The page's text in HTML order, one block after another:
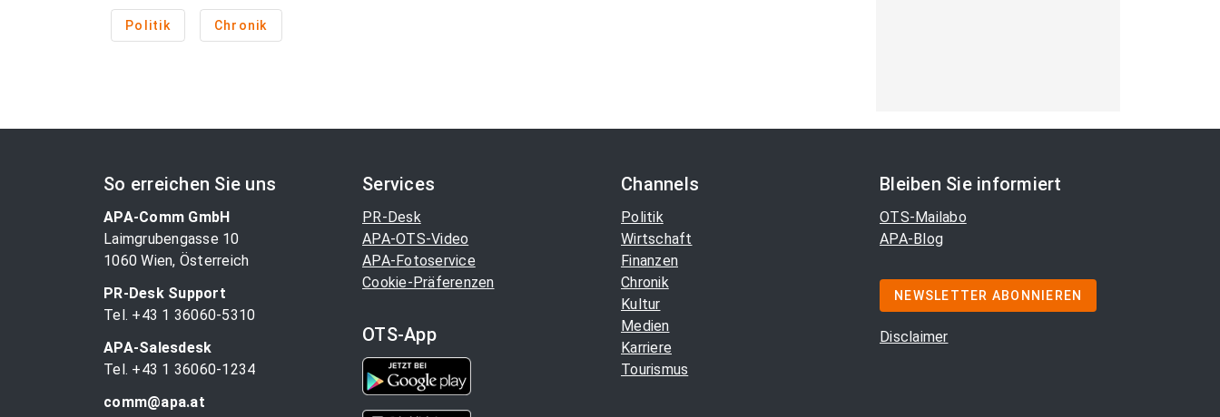
Politik Chronik
So erreichen Sie uns
APA-Comm GmbH
Laimgrubengasse 10
1060 Wien, Österreich
PR-Desk Support
Tel. +43 1 36060-5310
APA-Salesdesk
Tel. +43 1 36060-1234
comm@apa.at
Services
PR-Desk
APA-OTS-Video
APA-Fotoservice
Cookie-Präferenzen
OTS-App
Channels
Politik
Wirtschaft
Finanzen
Chronik
Kultur
Medien
Karriere
Tourismus
Bleiben Sie informiert
OTS-Mailabo
APA-Blog
NEWSLETTER ABONNIEREN
Disclaimer